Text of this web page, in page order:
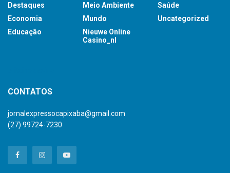
Destaques
Economia
Educação
Meio Ambiente
Mundo
Nieuwe Online
Casino_nl
Saúde
Uncategorized
CONTATOS
jornalexpressocapixaba@gmail.com
(27) 99724-7230